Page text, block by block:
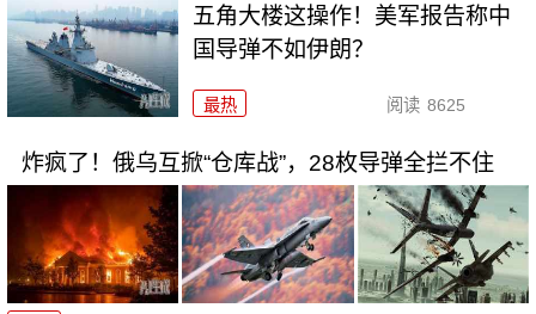
五角大楼这操作！美军报告称中
国导弹不如伊朗？
最热 阅读 8625
炸疯了！俄乌互掀“仓库战”，28枚导弹全拦不住